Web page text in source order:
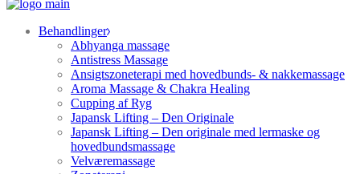
Behandlinger
Abhyanga massage
Antistress Massage
Ansigtszoneterapi med hovedbunds- & nakkemassage
Aroma Massage & Chakra Healing
Cupping af Ryg
Japansk Lifting – Den Originale
Japansk Lifting – Den originale med lermaske og
hovedbundsmassage
Velværemassage